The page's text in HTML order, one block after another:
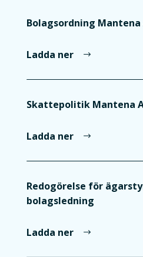
Bolagsordning Mantena
Ladda ner
Skattepolitik Mantena
Ladda ner
Redogörelse för
bolagsledning
Ladda ner